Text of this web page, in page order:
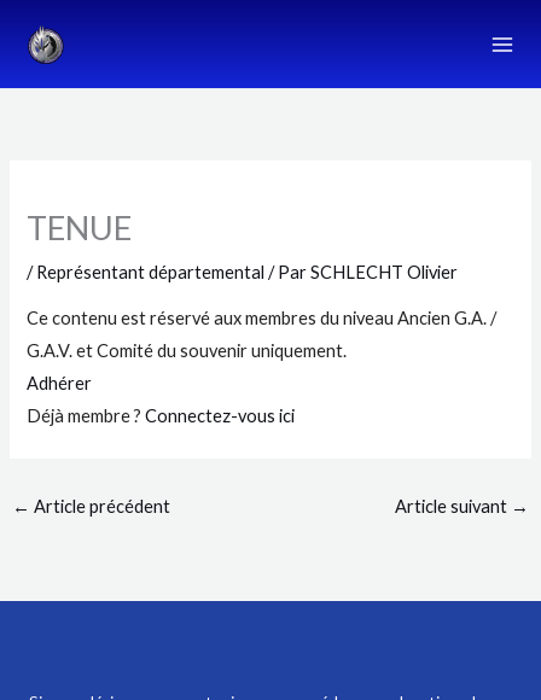
TENUE
/Représentant départemental / ParSCHLECHT Olivier
Ce contenu est réservé aux membres du niveau Ancien G.A. /
G.A.V. et Comité du souvenir uniquement.
Adhérer
Déjà membre ?Connectez-vous ici
← Article précédent Article suivant →